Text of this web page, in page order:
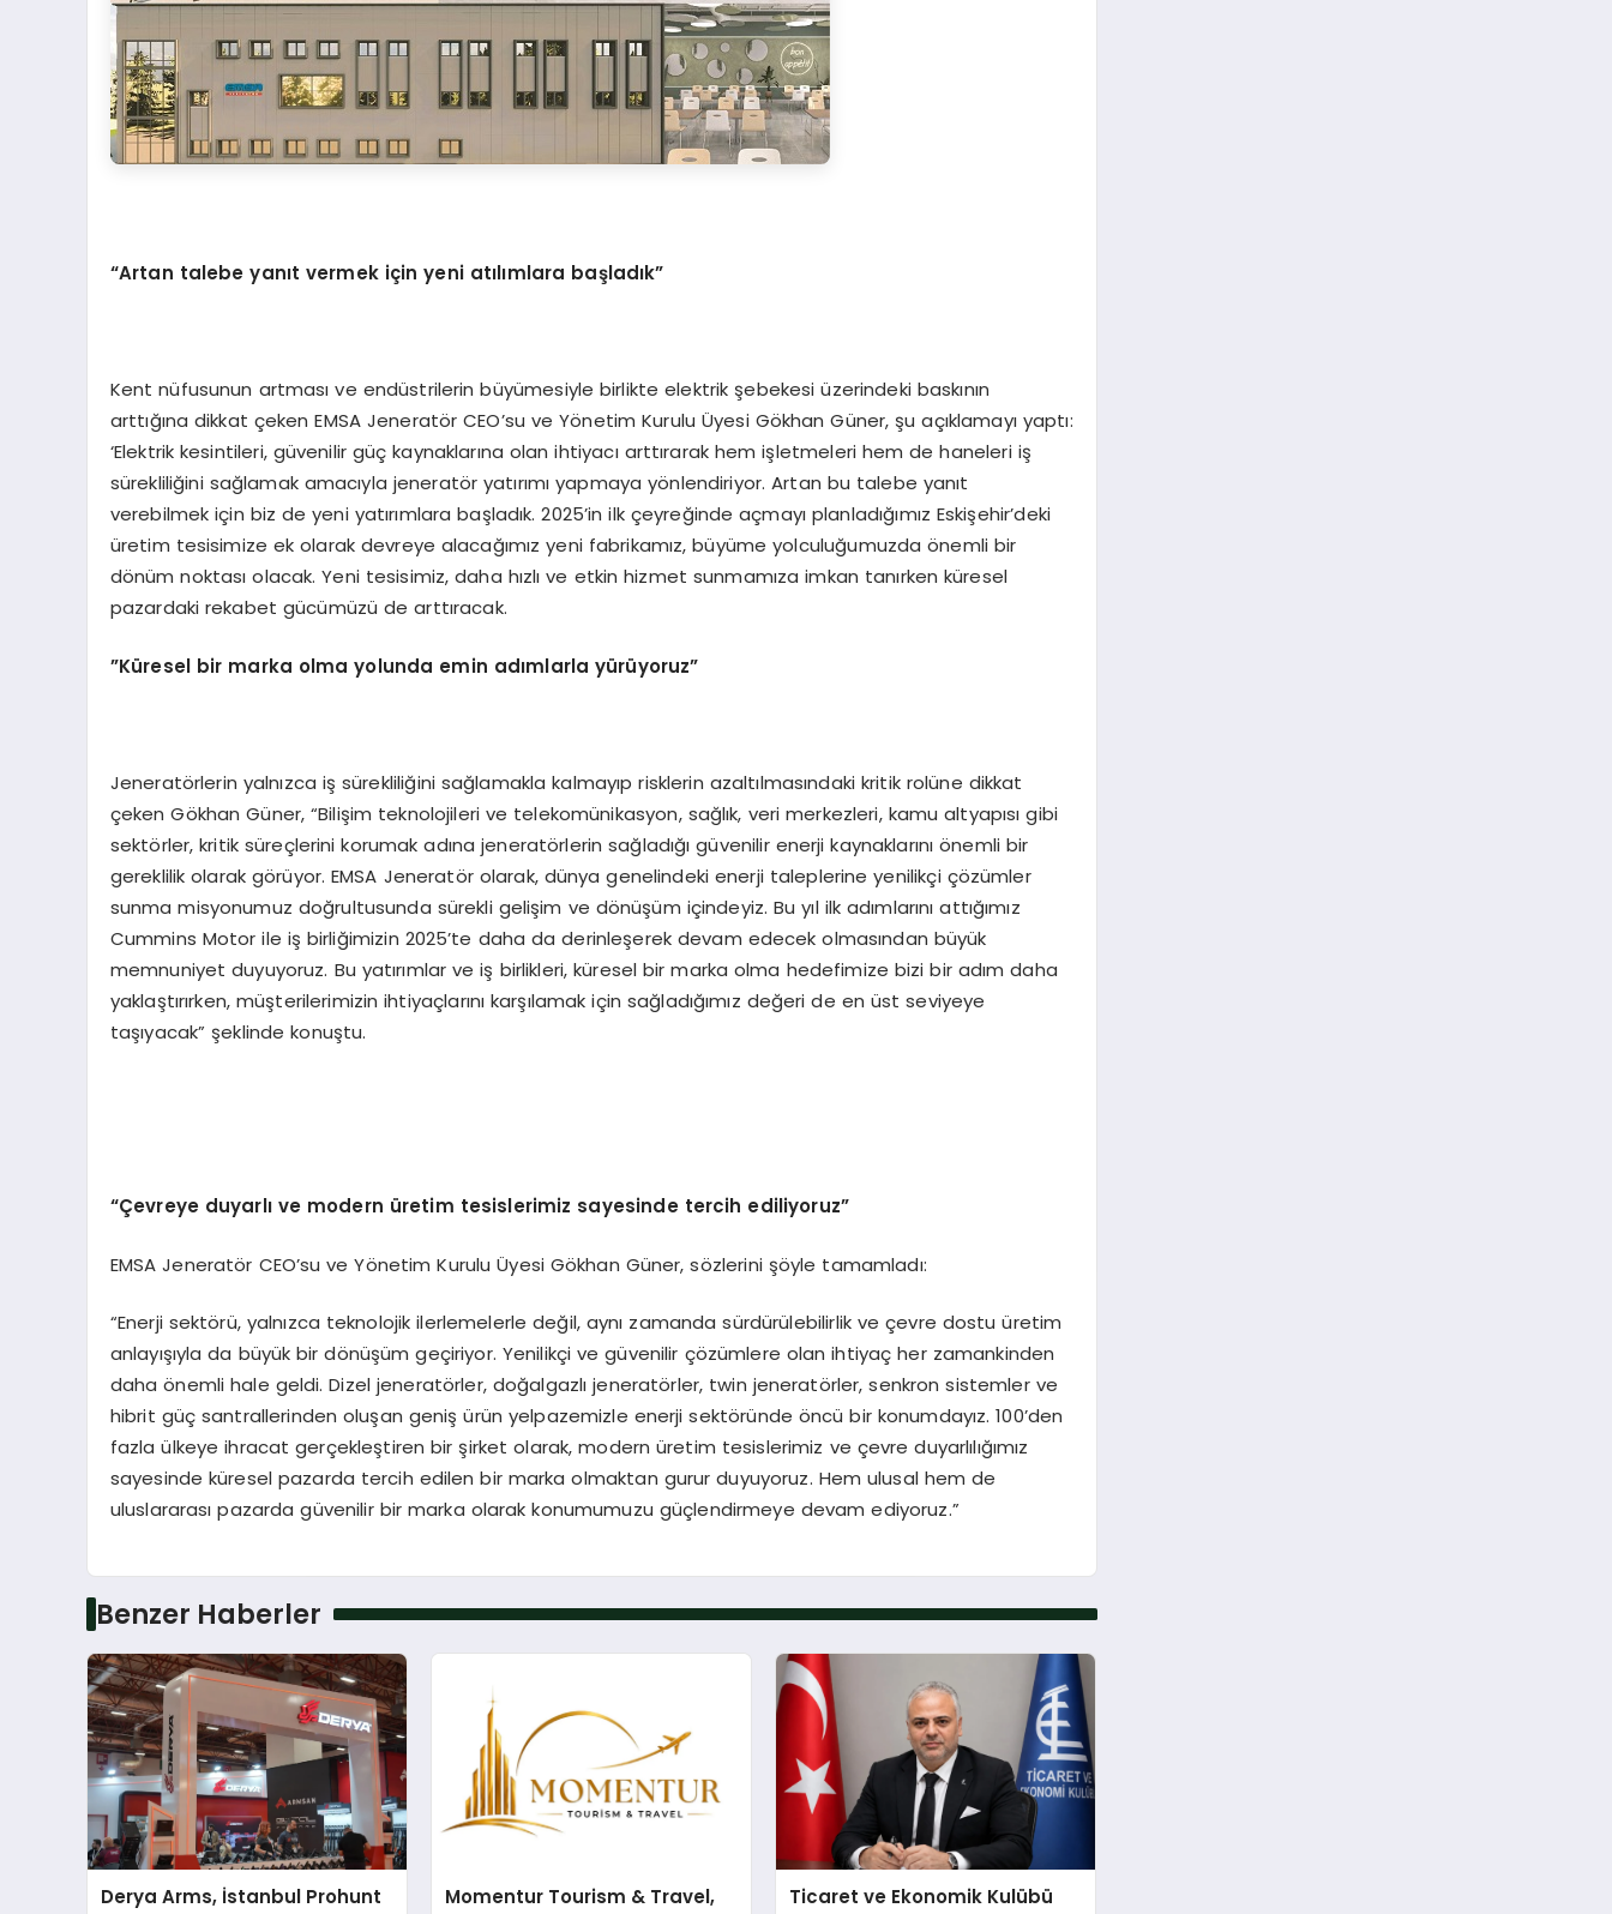
“Artan talebe yanıt vermek için yeni atılımlara başladık”
Kent nüfusunun artması ve endüstrilerin büyümesiyle birlikte elektrik şebekesi üzerindeki baskının
arttığına dikkat çeken EMSA Jeneratör CEO’su ve Yönetim Kurulu Üyesi Gökhan Güner, şu açıklamayı yaptı:
‘Elektrik kesintileri, güvenilir güç kaynaklarına olan ihtiyacı arttırarak hem işletmeleri hem de haneleri iş
sürekliliğini sağlamak amacıyla jeneratör yatırımı yapmaya yönlendiriyor. Artan bu talebe yanıt
verebilmek için biz de yeni yatırımlara başladık. 2025’in ilk çeyreğinde açmayı planladığımız Eskişehir’deki
üretim tesisimize ek olarak devreye alacağımız yeni fabrikamız, büyüme yolculuğumuzda önemli bir
dönüm noktası olacak. Yeni tesisimiz, daha hızlı ve etkin hizmet sunmamıza imkan tanırken küresel
pazardaki rekabet gücümüzü de arttıracak.
”Küresel bir marka olma yolunda emin adımlarla yürüyoruz”
Jeneratörlerin yalnızca iş sürekliliğini sağlamakla kalmayıp risklerin azaltılmasındaki kritik rolüne dikkat
çeken Gökhan Güner, “Bilişim teknolojileri ve telekomünikasyon, sağlık, veri merkezleri, kamu altyapısı gibi
sektörler, kritik süreçlerini korumak adına jeneratörlerin sağladığı güvenilir enerji kaynaklarını önemli bir
gereklilik olarak görüyor. EMSA Jeneratör olarak, dünya genelindeki enerji taleplerine yenilikçi çözümler
sunma misyonumuz doğrultusunda sürekli gelişim ve dönüşüm içindeyiz. Bu yıl ilk adımlarını attığımız
Cummins Motor ile iş birliğimizin 2025’te daha da derinleşerek devam edecek olmasından büyük
memnuniyet duyuyoruz. Bu yatırımlar ve iş birlikleri, küresel bir marka olma hedefimize bizi bir adım daha
yaklaştırırken, müşterilerimizin ihtiyaçlarını karşılamak için sağladığımız değeri de en üst seviyeye
taşıyacak” şeklinde konuştu.
“Çevreye duyarlı ve modern üretim tesislerimiz sayesinde tercih ediliyoruz”
EMSA Jeneratör CEO’su ve Yönetim Kurulu Üyesi Gökhan Güner, sözlerini şöyle tamamladı:
“Enerji sektörü, yalnızca teknolojik ilerlemelerle değil, aynı zamanda sürdürülebilirlik ve çevre dostu üretim
anlayışıyla da büyük bir dönüşüm geçiriyor. Yenilikçi ve güvenilir çözümlere olan ihtiyaç her zamankinden
daha önemli hale geldi. Dizel jeneratörler, doğalgazlı jeneratörler, twin jeneratörler, senkron sistemler ve
hibrit güç santrallerinden oluşan geniş ürün yelpazemizle enerji sektöründe öncü bir konumdayız. 100’den
fazla ülkeye ihracat gerçekleştiren bir şirket olarak, modern üretim tesislerimiz ve çevre duyarlılığımız
sayesinde küresel pazarda tercih edilen bir marka olmaktan gurur duyuyoruz. Hem ulusal hem de
uluslararası pazarda güvenilir bir marka olarak konumumuzu güçlendirmeye devam ediyoruz.”
Benzer Haberler
Derya Arms, İstanbul Prohunt
Momentur Tourism & Travel,
Ticaret ve Ekonomik Kulübü